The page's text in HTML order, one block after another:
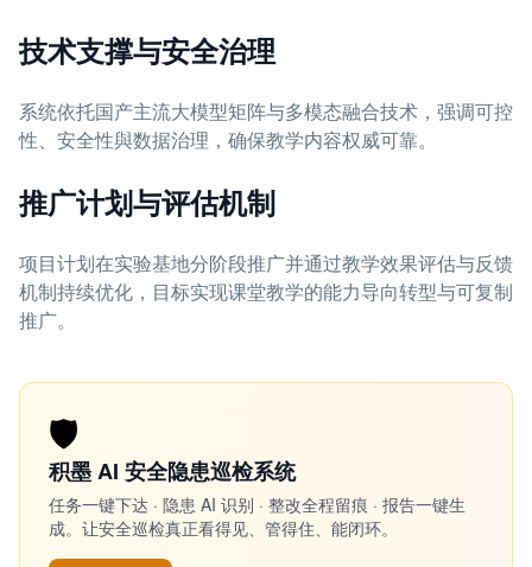
技术支撑与安全治理
系统依托国产主流大模型矩阵与多模态融合技术，强调可控
性、安全性與数据治理，确保教学内容权威可靠。
推广计划与评估机制
项目计划在实验基地分阶段推广并通过教学效果评估与反馈
机制持续优化，目标实现课堂教学的能力导向转型与可复制
推广。
🛡️
积墨 AI 安全隐患巡检系统
任务一键下达 · 隐患 AI 识别 · 整改全程留痕 · 报告一键生
成。让安全巡检真正看得见、管得住、能闭环。